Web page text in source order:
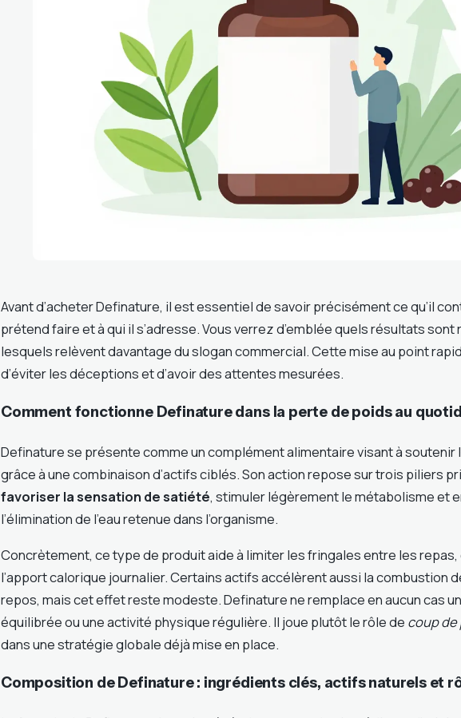
Avant d’acheter Definature, il est essentiel de savoir précisément ce qu’il
prétend faire et à qui il s’adresse. Vous verrez d’emblée quels résultats
lesquels relèvent davantage du slogan commercial. Cette mise au point
d’éviter les déceptions et d’avoir des attentes mesurées.
Comment fonctionne Definature dans la perte de poids au
Definature se présente comme un complément alimentaire visant à soutenir
grâce à une combinaison d’actifs ciblés. Son action repose sur trois piliers
favoriser la sensation de satiété, stimuler légèrement le métabolisme et
l’élimination de l’eau retenue dans l’organisme.
Concrètement, ce type de produit aide à limiter les fringales entre les
l’apport calorique journalier. Certains actifs accélèrent aussi la combustion
repos, mais cet effet reste modeste. Definature ne remplace en aucun cas
équilibrée ou une activité physique régulière. Il joue plutôt le rôle de coup
dans une stratégie globale déjà mise en place.
Composition de Definature : ingrédients clés, actifs naturels et